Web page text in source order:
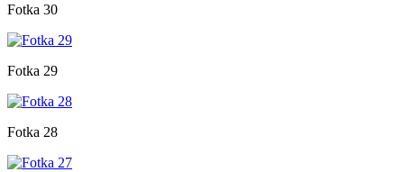
Fotka 30
Fotka 29
Fotka 28